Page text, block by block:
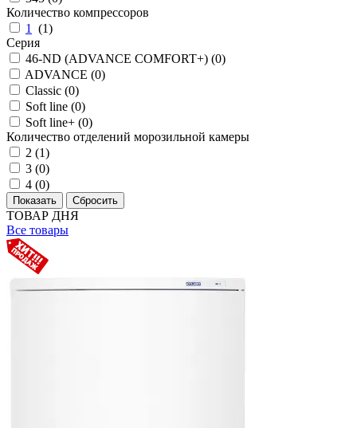
Количество компрессоров
1
(1)
Серия
46-ND (ADVANCE COMFORT+) (0)
ADVANCE (0)
Classic (0)
Soft line (0)
Soft line+ (0)
Количество отделений морозильной камеры
2 (1)
3 (0)
4 (0)
ТОВАР ДНЯ
Все товары